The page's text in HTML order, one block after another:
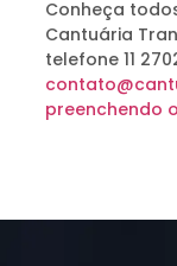
Conheça
Cantuária
telefone 11
preenchendo